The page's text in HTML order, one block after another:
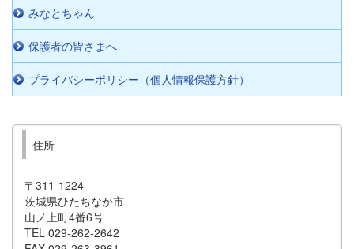
みなとちゃん
保護者の皆さまへ
プライバシーポリシー（個人情報保護方針）
住所
〒311-1224
茨城県ひたちなか市
山ノ上町4番6号
TEL 029-262-2642